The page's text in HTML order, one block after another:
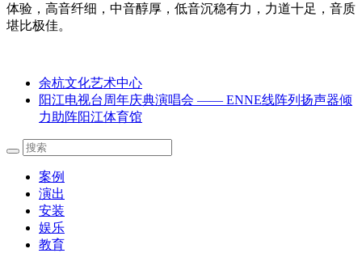
体验，高音纤细，中音醇厚，低音沉稳有力，力道十足，音质
堪比极佳。
余杭文化艺术中心
阳江电视台周年庆典演唱会 —— ENNE线阵列扬声器倾
力助阵阳江体育馆
案例
演出
安装
娱乐
教育